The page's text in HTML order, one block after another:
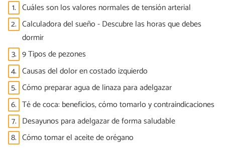
1. Cuáles son los valores normales de tensión arterial
2. Calculadora del sueño - Descubre las horas que debes
dormir
3. 9 Tipos de pezones
4. Causas del dolor en costado izquierdo
5. Cómo preparar agua de linaza para adelgazar
6. Té de coca: beneficios, cómo tomarlo y contraindicaciones
7. Desayunos para adelgazar de forma saludable
8. Cómo tomar el aceite de orégano